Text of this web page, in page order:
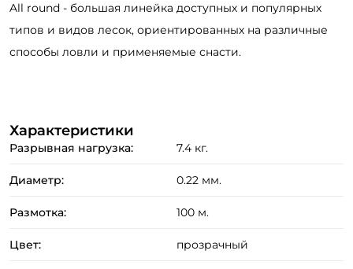
All round - большая линейка доступных и популярных
типов и видов лесок, ориентированных на различные
способы ловли и применяемые снасти.
Характеристики
Разрывная нагрузка: 7.4 кг.
Диаметр: 0.22 мм.
Размотка: 100 м.
Цвет: прозрачный